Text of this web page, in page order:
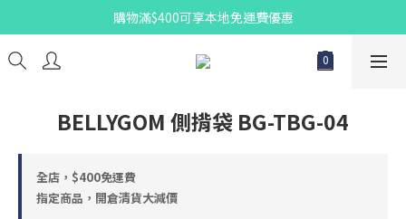
購物滿$400可享本地免運費優惠
BELLYGOM 側揹袋 BG-TBG-04
全店，$400免運費
指定商品，開倉清貨大減價